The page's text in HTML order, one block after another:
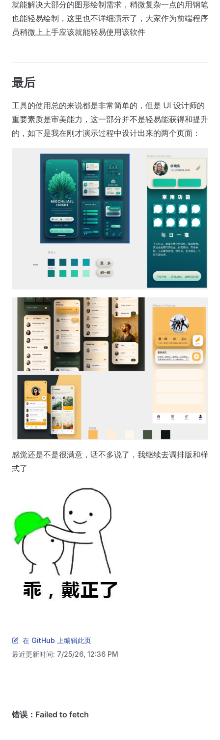
就能解决大部分的图形绘制需求，稍微复杂一点的用钢笔
也能轻易绘制，这里也不详细演示了，大家作为前端程序
员稍微上上手应该就能轻易使用该软件
最后
工具的使用总的来说都是非常简单的，但是 UI 设计师的
重要素质是审美能力，这一部分并不是轻易能获得和提升
的，如下是我在刚才演示过程中设计出来的两个页面：
感觉还是不是很满意，话不多说了，我继续去调排版和样
式了
在 GitHub 上编辑此页
最近更新时间: 7/25/26, 12:36 PM